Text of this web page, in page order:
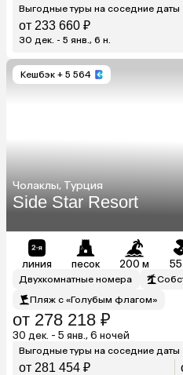
Выгодные туры на соседние даты
от 233 660 ₽
30 дек. - 5 янв., 6 н.
Кешбэк + 5 564
Чолаклы, Турция
Side Star Resort
линия песок 200 м
Двухкомнатные номера
Пляж с «Голубым флагом»
от 278 218 ₽
30 дек. - 5 янв., 6 ночей
Выгодные туры на соседние даты
от 281 454 ₽